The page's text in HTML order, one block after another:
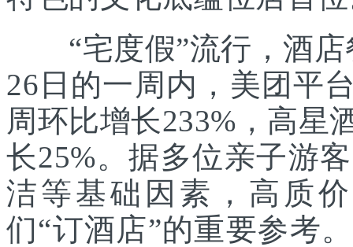
“宅度假”流行，酒店
26日的一周内，美团平
周环比增长233%，高星
长25%。据多位亲子游
洁等基础因素，高质
们“订酒店”的重要参考